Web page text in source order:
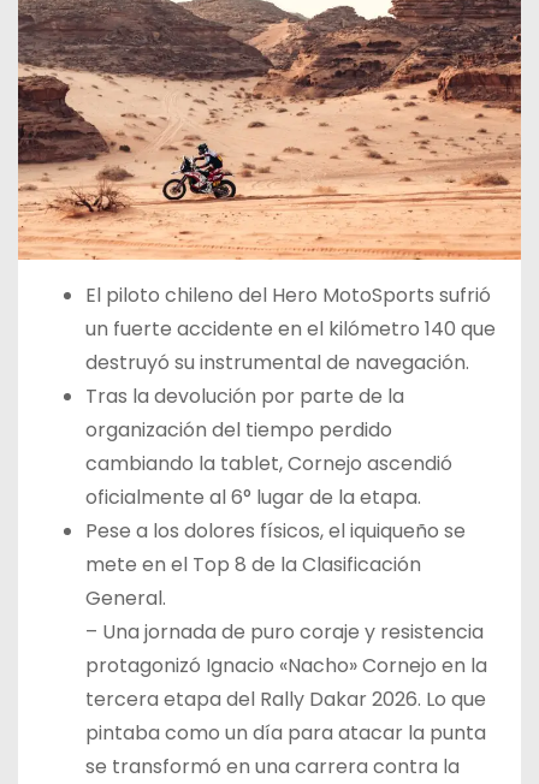
El piloto chileno del Hero MotoSports sufrió
un fuerte accidente en el kilómetro 140 que
destruyó su instrumental de navegación.
Tras la devolución por parte de la
organización del tiempo perdido
cambiando la tablet, Cornejo ascendió
oficialmente al 6° lugar de la etapa.
Pese a los dolores físicos, el iquiqueño se
mete en el Top 8 de la Clasificación
General.
– Una jornada de puro coraje y resistencia
protagonizó Ignacio «Nacho» Cornejo en la
tercera etapa del Rally Dakar 2026. Lo que
pintaba como un día para atacar la punta
se transformó en una carrera contra la